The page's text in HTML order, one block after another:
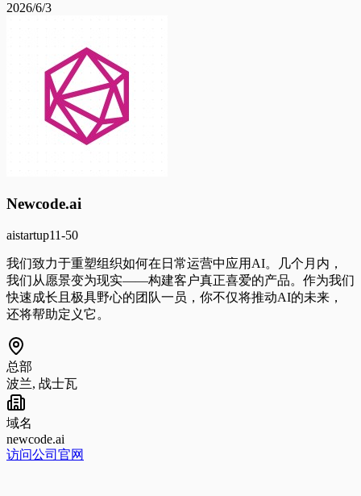
2026/6/3
Newcode.ai
aistartup11-50
我们致力于重塑组织如何在日常运营中应用AI。几个月内，
我们从愿景变为现实——构建客户真正喜爱的产品。作为我们
快速成长且极具野心的团队一员，你不仅将推动AI的未来，
还将帮助定义它。
总部
波兰, 战士瓦
域名
newcode.ai
访问公司官网